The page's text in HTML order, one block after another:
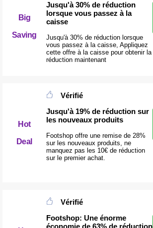
Big
Saving
Jusqu'à 30% de réduction
lorsque vous passez à la
caisse
Jusqu'à 30% de réduction lorsque
vous passez à la caisse, Appliquez
cette offre à la caisse pour obtenir la
réduction maintenant
Hot
Deal
Vérifié
Jusqu'à 19% de réduction sur
les nouveaux produits
Footshop offre une remise de 28%
sur les nouveaux produits, ne
manquez pas les 10€ de réduction
sur le premier achat.
Vérifié
Footshop: Une énorme